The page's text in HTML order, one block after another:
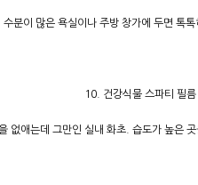
수분이 많은 욕실이나 주방 창가에 두면 톡톡
10. 건강식물 스파티 필름
없애는데 그만인 실내 화초. 습도가 높은